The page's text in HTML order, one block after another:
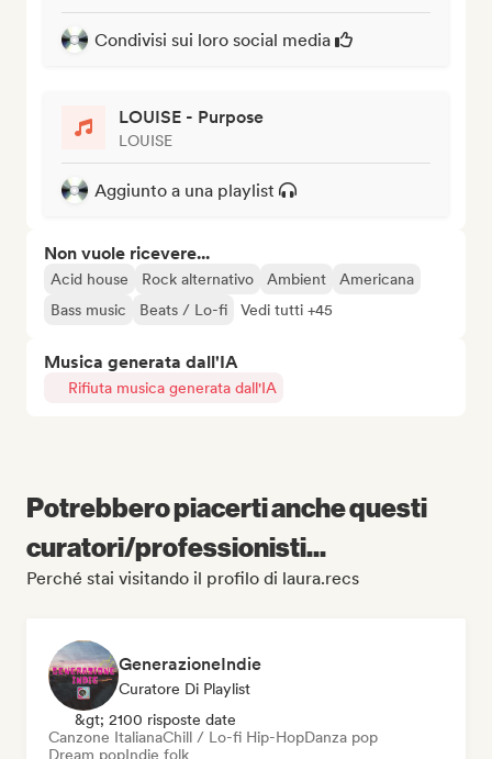
Condivisi sui loro social media
LOUISE - Purpose
LOUISE
Aggiunto a una playlist
Non vuole ricevere...
Acid house Rock alternativo Ambient
Americana
Bass music
Beats / Lo-fi Vedi tutti +45
Musica generata dall'IA
Rifiuta musica generata dall'IA
Potrebbero piacerti anche questi
curatori/professionisti...
Perché stai visitando il profilo di laura.recs
GenerazioneIndie
Curatore Di Playlist
&gt; 2100 risposte date
Canzone ItalianaChill / Lo-fi Hip-HopDanza pop
Dream popIndie folk